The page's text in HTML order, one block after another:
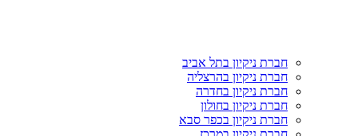
חברת ניקיון בתל אביב
חברת ניקיון בהרצליה
חברת ניקיון בחדרה
חברת ניקיון בחולון
חברת ניקיון בכפר סבא